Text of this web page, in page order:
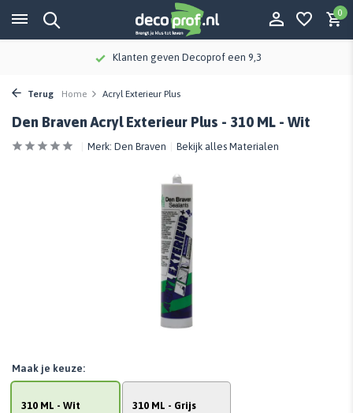
0
Klanten geven Decoprof een 9,3
Terug Home Acryl Exterieur Plus
Den Braven Acryl Exterieur Plus - 310 ML - Wit
Merk: Den Braven Bekijk alles Materialen
310 ML - Wit 310 ML - Grijs
Maak je keuze: